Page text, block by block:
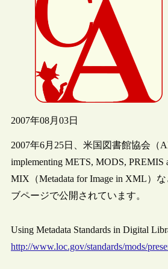
2007年08月03日
2007年6月25日、米国図書館協会（
implementing METS, MODS,
MIX（Metadata for Image in XML）
ブページで公開されています。
Using Metadata Standards in Digital
http://www.loc.gov/standards/mods/